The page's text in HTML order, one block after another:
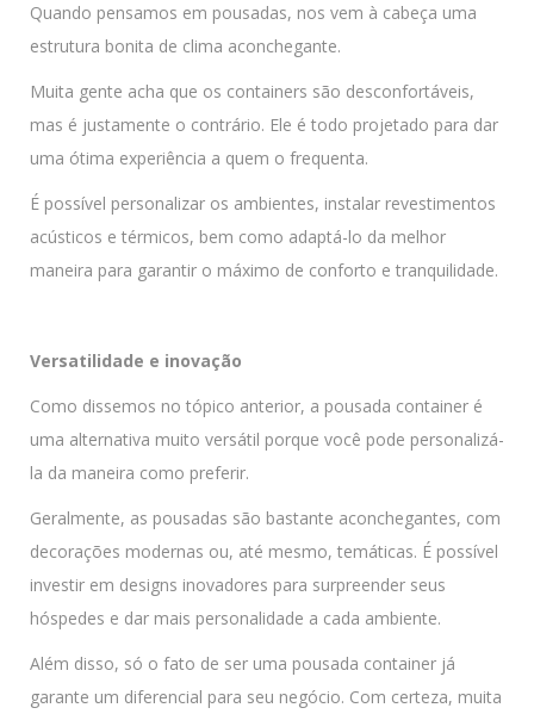
Quando pensamos em pousadas, nos vem à cabeça uma
estrutura bonita de clima aconchegante.
Muita gente acha que os containers são desconfortáveis,
mas é justamente o contrário. Ele é todo projetado para dar
uma ótima experiência a quem o frequenta.
É possível personalizar os ambientes, instalar revestimentos
acústicos e térmicos, bem como adaptá-lo da melhor
maneira para garantir o máximo de conforto e tranquilidade.
Versatilidade e inovação
Como dissemos no tópico anterior, a pousada container é
uma alternativa muito versátil porque você pode personalizá-
la da maneira como preferir.
Geralmente, as pousadas são bastante aconchegantes, com
decorações modernas ou, até mesmo, temáticas. É possível
investir em designs inovadores para surpreender seus
hóspedes e dar mais personalidade a cada ambiente.
Além disso, só o fato de ser uma pousada container já
garante um diferencial para seu negócio. Com certeza, muita